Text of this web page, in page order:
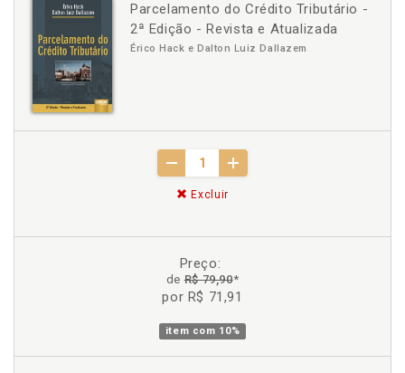
Parcelamento do Crédito Tributário -
2ª Edição - Revista e Atualizada
Érico Hack e Dalton Luiz Dallazem
Excluir
Preço:
deR$ 79,90*
por R$ 71,91
item com 10%